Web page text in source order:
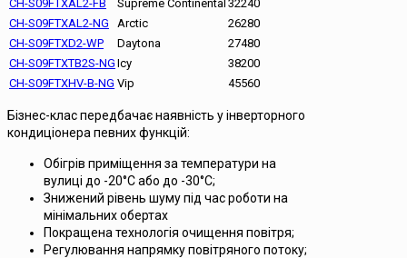
CH-S09FTXAL2-FB Supreme Continental 32240
CH-S09FTXAL2-NG
Arctic
26280
CH-S09FTXD2-WP
Daytona
27480
CH-S09FTXTB2S-NG Icy
38200
CH-S09FTXHV-B-NG Vip 45560
Бізнес-клас передбачає наявність у інверторного
кондиціонера певних функцій:
Обігрів приміщення за температури на
вулиці до -20°С або до -30°С;
Знижений рівень шуму під час роботи на
мінімальних обертах
Покращена технологія очищення повітря;
Регулювання напрямку повітряного потоку;